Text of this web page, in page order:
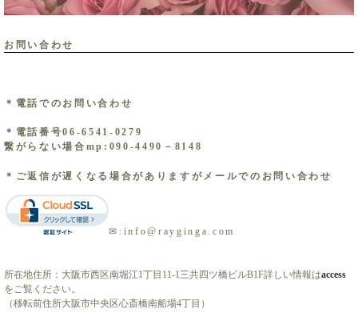
お問い合わせ ​
＊電話でのお問い合わせ
＊電話番号06-6541-0279
繋がらない場合mp:090-4490－8148
＊ご返信が遅くなる場合がありますがメールでのお問い合わせ
​✉:info@rayginga.com
所在地住所：大阪市西区南堀江1丁目11‐1三共四ツ橋ビルB1F詳しい情報はaccess
をご覧ください。
（移転前住所大阪市中央区心斎橋南船場4丁目）